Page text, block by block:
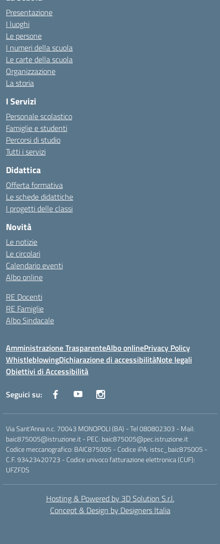
Presentazione
I luoghi
Le persone
I numeri della scuola
Le carte della scuola
Organizzazione
La storia
I Servizi
Personale scolastico
Famiglie e studenti
Percorsi di studio
Tutti i servizi
Didattica
Offerta formativa
Le schede didattiche
I progetti delle classi
Novità
Le notizie
Le circolari
Calendario eventi
Albo online
RE Docenti
RE Famiglie
Albo Sindacale
Amministrazione TrasparenteAlbo onlinePrivacy Policy
WhistleblowingDichiarazione di accessibilitàNote legali
Obiettivi di Accessibilità
Seguici su:
Via Sant'Anna n.c. 70043 MONOPOLI (BA) - Tel 080802303 - Mail:
baic875005@istruzione.it - PEC: baic875005@pec.istruzione.it
Codice meccanografico: BAIC875005 - Codice iPA: istsc_baic875005 -
C.F. 93423420723 - Codice univoco fatturazione elettronica (CUF):
UFZFDS
Hosting & Powered by 3D Solution S.r.l.
Concept & Design by Designers Italia